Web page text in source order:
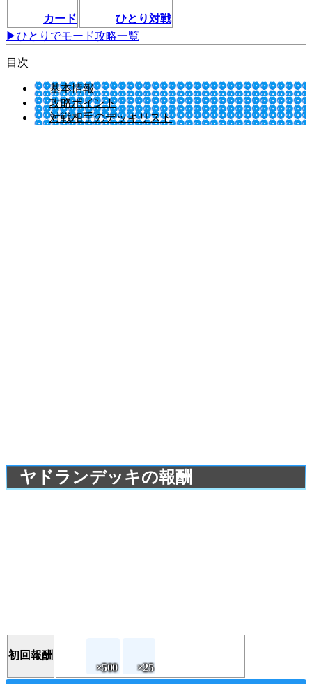
カード
ひとり対戦
▶ひとりでモード攻略一覧
目次
基本情報
攻略ポイント
対戦相手のデッキリスト
ヤドランデッキの報酬
初回報酬